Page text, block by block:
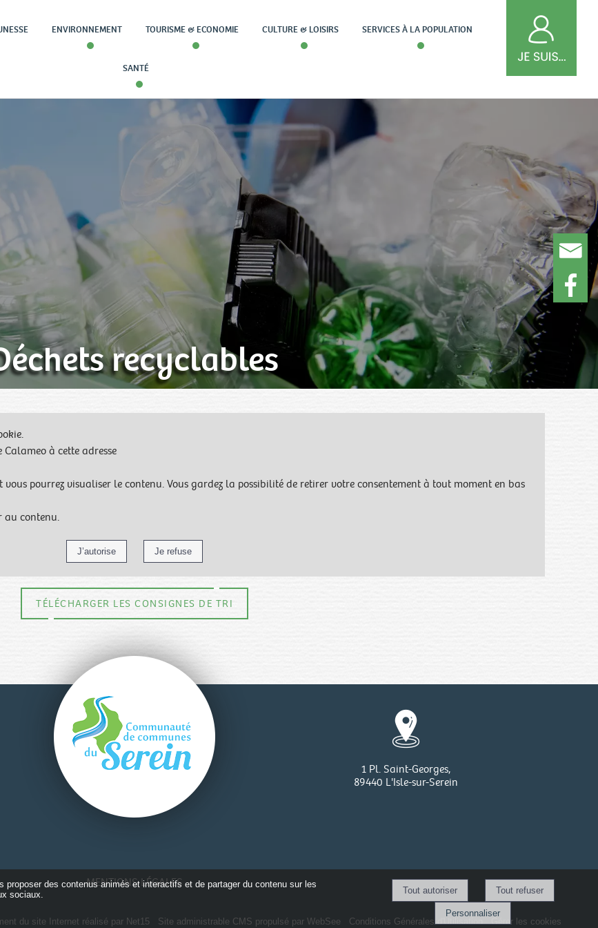
ENVIRONNEMENT TOURISME & ECONOMIE CULTURE & LOISIRS SERVICES À LA POPULATION
SANTÉ
recyclables
Calameo à cette adresse
vous pourrez visualiser le contenu. Vous gardez la possibilité de retirer votre consentement à tout moment en bas
au contenu.
TÉLÉCHARGER LES CONSIGNES DE TRI
1 Pl. Saint-Georges,
89440 L'Isle-sur-Serein
MENTIONS LÉGALES
du site Internet réalisé par Net15 Site administrable CMS propulsé par WebSee Conditions Générales d'Utilisation-Gérer les cookies
des contenus animés et interactifs et de partager du contenu sur les
sociaux.
Personnaliser